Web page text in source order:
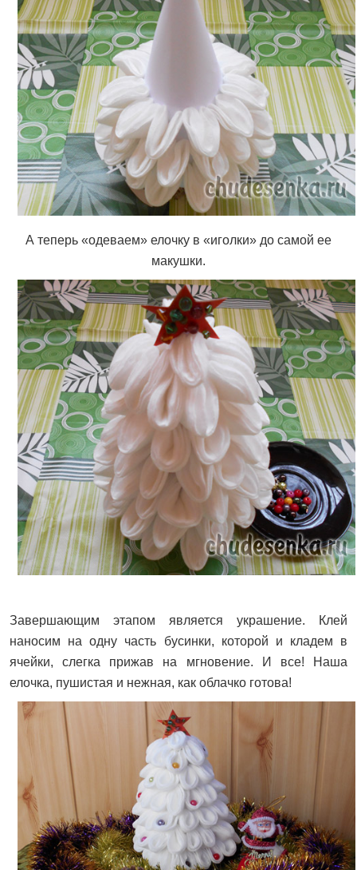
А теперь «одеваем» елочку в «иголки» до самой ее
макушки.
Завершающим этапом является украшение. Клей
наносим на одну часть бусинки, которой и кладем в
ячейки, слегка прижав на мгновение. И все! Наша
елочка, пушистая и нежная, как облачко готова!